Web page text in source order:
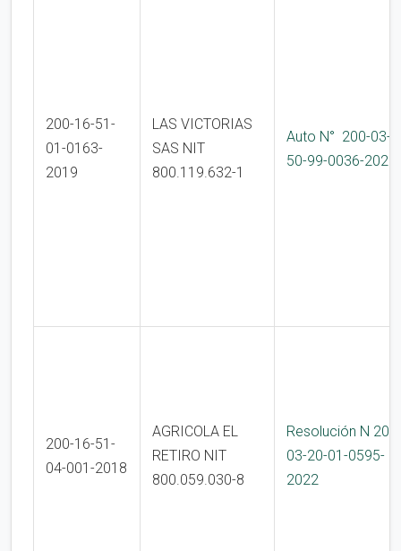
200-16-51-
01-0163-
2019
LAS VICTORIAS
SAS NIT
800.119.632-1
Auto N° 200-03-
50-99-0036-2022
200-16-51-
04-001-2018
AGRICOLA EL
RETIRO NIT
800.059.030-8
Resolución N 200-
03-20-01-0595-
2022